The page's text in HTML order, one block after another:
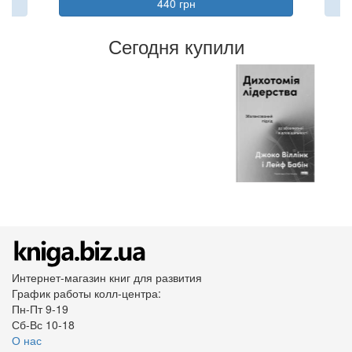
440 грн
Сегодня купили
Интернет-магазин книг для развития
График работы колл-центра:
Пн-Пт 9-19
Сб-Вс 10-18
О нас